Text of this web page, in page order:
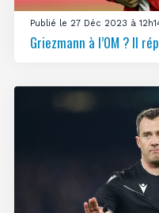
Publié le 27 Déc 2023 à
Griezmann à l’OM ? Il